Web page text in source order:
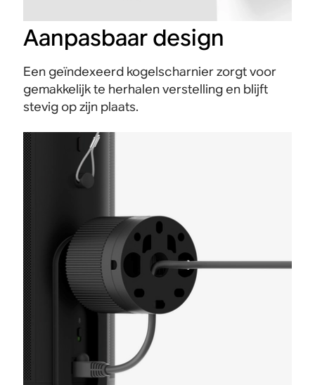
Aanpasbaar design
Een geïndexeerd kogelscharnier zorgt voor
gemakkelijk te herhalen verstelling en blijft
stevig op zijn plaats.